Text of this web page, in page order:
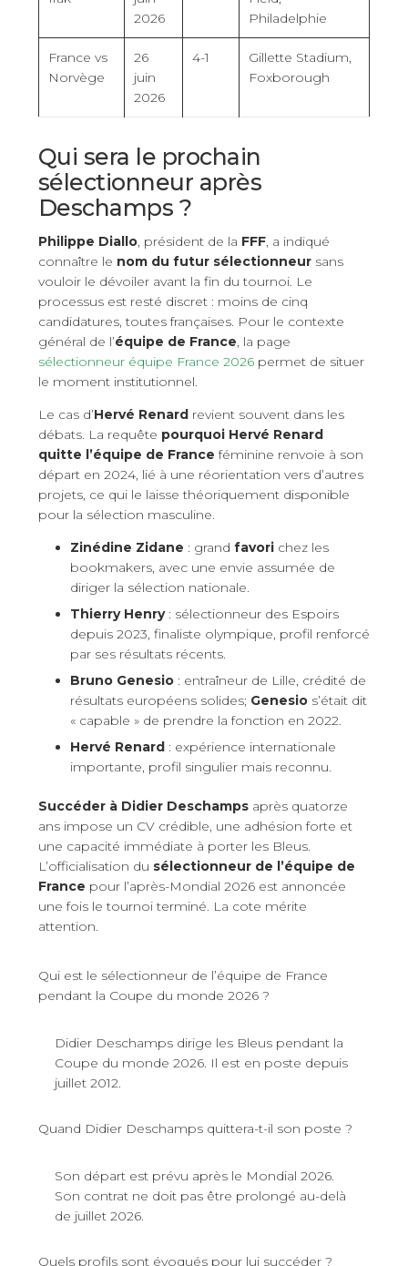
2026
Philadelphie
France vs
Norvège
26
juin
2026
4-1
Gillette Stadium,
Foxborough
Qui sera le prochain
sélectionneur après
Deschamps ?
Philippe Diallo , président de la FFF , a indiqué
connaître le nom du futur sélectionneur sans
vouloir le dévoiler avant la fin du tournoi. Le
processus est resté discret : moins de cinq
candidatures, toutes françaises. Pour le contexte
général de l’équipe de France , la page
sélectionneur équipe France 2026 permet de situer
le moment institutionnel.
Le cas d’Hervé Renard revient souvent dans les
débats. La requête pourquoi Hervé Renard
quitte l’équipe de France féminine renvoie à son
départ en 2024, lié à une réorientation vers d’autres
projets, ce qui le laisse théoriquement disponible
pour la sélection masculine.
Zinédine Zidane : grand favori chez les
bookmakers, avec une envie assumée de
diriger la sélection nationale.
Thierry Henry: sélectionneur des Espoirs
depuis 2023, finaliste olympique, profil renforcé
par ses résultats récents.
Bruno Genesio : entraîneur de Lille, crédité de
résultats européens solides; Genesio s’était dit
« capable » de prendre la fonction en 2022.
Hervé Renard : expérience internationale
importante, profil singulier mais reconnu.
Succéder à Didier Deschamps après quatorze
ans impose un CV crédible, une adhésion forte et
une capacité immédiate à porter les Bleus.
L’officialisation du sélectionneur de l’équipe de
France pour l’après-Mondial 2026 est annoncée
une fois le tournoi terminé. La cote mérite
attention.
Qui est le sélectionneur de l’équipe de France
pendant la Coupe du monde 2026 ?
Didier Deschamps dirige les Bleus pendant la
Coupe du monde 2026. Il est en poste depuis
juillet 2012.
Quand Didier Deschamps quittera-t-il son poste ?
Son départ est prévu après le Mondial 2026.
Son contrat ne doit pas être prolongé au-delà
de juillet 2026.
Quels profils sont évoqués pour lui succéder ?